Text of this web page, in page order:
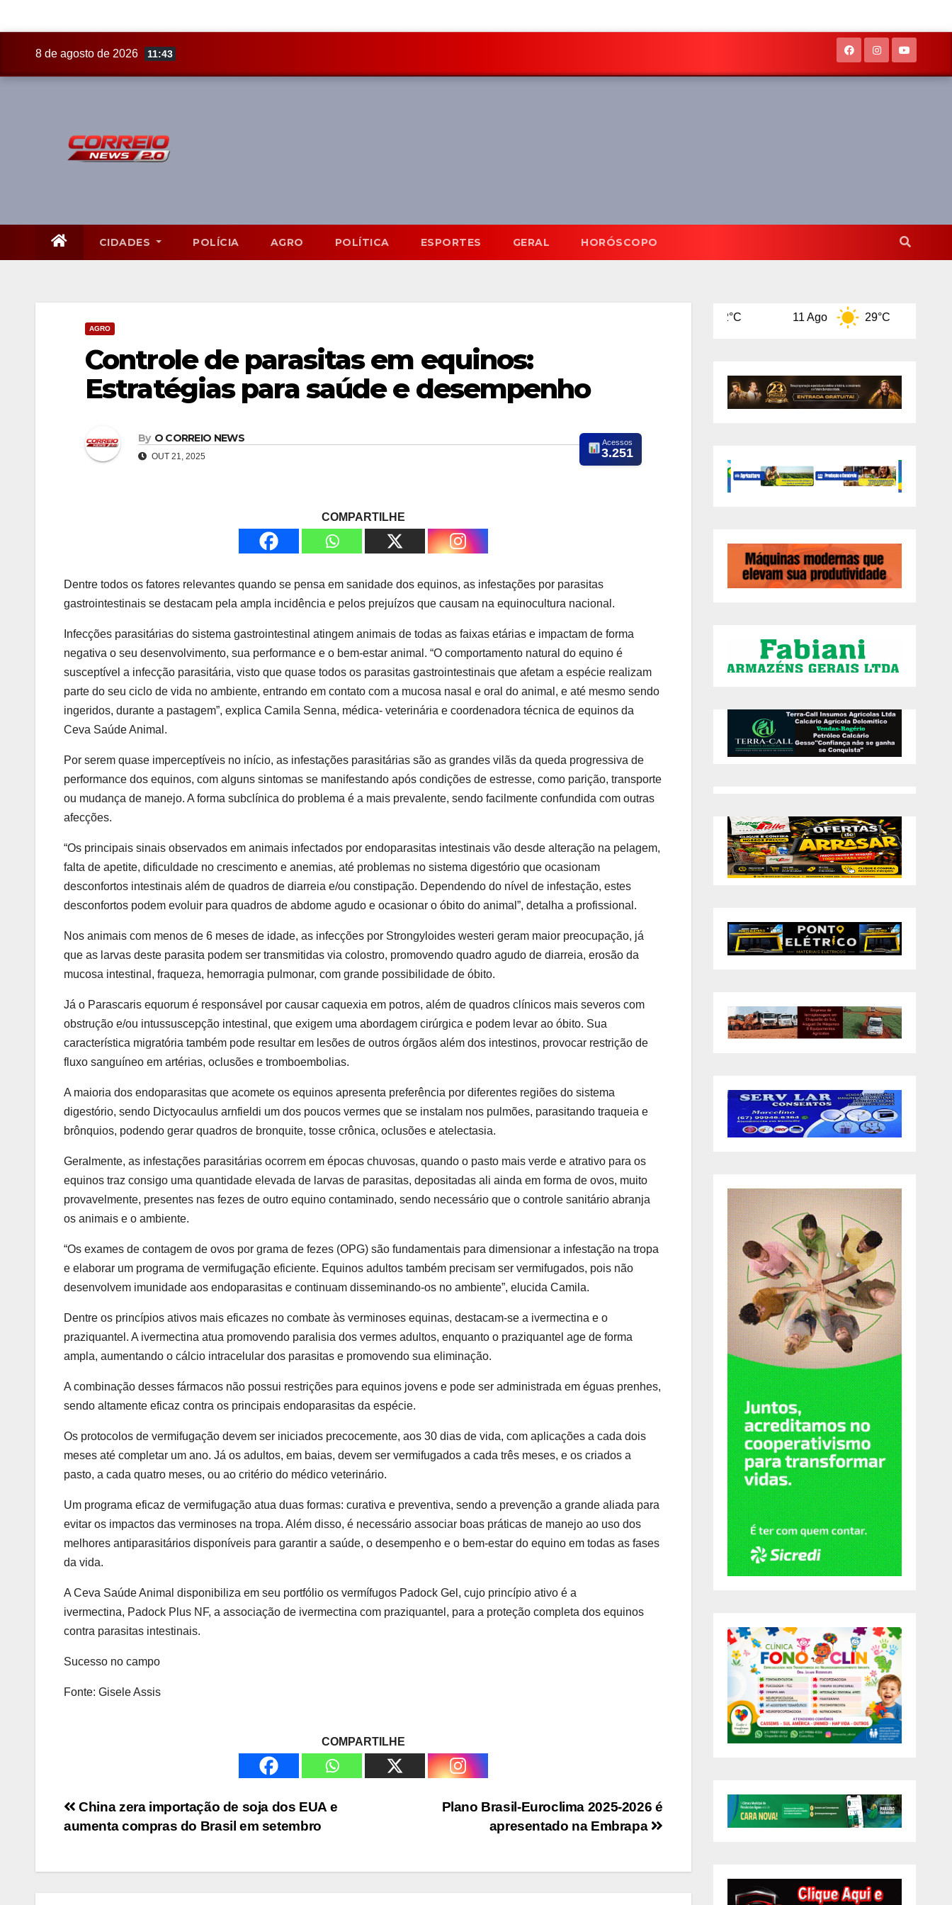
8 de agosto de 2026 11:43
CIDADES POLÍCIA AGRO POLÍTICA ESPORTES GERAL HORÓSCOPO
AGRO
Controle de parasitas em equinos:
Estratégias para saúde e desempenho
By O CORREIO NEWS
OUT 21, 2025
Acessos
3.251
COMPARTILHE
Dentre todos os fatores relevantes quando se pensa em sanidade dos equinos, as infestações por parasitas
gastrointestinais se destacam pela ampla incidência e pelos prejuízos que causam na equinocultura nacional.
Infecções parasitárias do sistema gastrointestinal atingem animais de todas as faixas etárias e impactam de forma
negativa o seu desenvolvimento, sua performance e o bem-estar animal. “O comportamento natural do equino é
susceptível a infecção parasitária, visto que quase todos os parasitas gastrointestinais que afetam a espécie realizam
parte do seu ciclo de vida no ambiente, entrando em contato com a mucosa nasal e oral do animal, e até mesmo sendo
ingeridos, durante a pastagem”, explica Camila Senna, médica- veterinária e coordenadora técnica de equinos da
Ceva Saúde Animal.
Por serem quase imperceptíveis no início, as infestações parasitárias são as grandes vilãs da queda progressiva de
performance dos equinos, com alguns sintomas se manifestando após condições de estresse, como parição, transporte
ou mudança de manejo. A forma subclínica do problema é a mais prevalente, sendo facilmente confundida com outras
afecções.
“Os principais sinais observados em animais infectados por endoparasitas intestinais vão desde alteração na pelagem,
falta de apetite, dificuldade no crescimento e anemias, até problemas no sistema digestório que ocasionam
desconfortos intestinais além de quadros de diarreia e/ou constipação. Dependendo do nível de infestação, estes
desconfortos podem evoluir para quadros de abdome agudo e ocasionar o óbito do animal”, detalha a profissional.
Nos animais com menos de 6 meses de idade, as infecções por Strongyloides westeri geram maior preocupação, já
que as larvas deste parasita podem ser transmitidas via colostro, promovendo quadro agudo de diarreia, erosão da
mucosa intestinal, fraqueza, hemorragia pulmonar, com grande possibilidade de óbito.
Já o Parascaris equorum é responsável por causar caquexia em potros, além de quadros clínicos mais severos com
obstrução e/ou intussuscepção intestinal, que exigem uma abordagem cirúrgica e podem levar ao óbito. Sua
característica migratória também pode resultar em lesões de outros órgãos além dos intestinos, provocar restrição de
fluxo sanguíneo em artérias, oclusões e tromboembolias.
A maioria dos endoparasitas que acomete os equinos apresenta preferência por diferentes regiões do sistema
digestório, sendo Dictyocaulus arnfieldi um dos poucos vermes que se instalam nos pulmões, parasitando traqueia e
brônquios, podendo gerar quadros de bronquite, tosse crônica, oclusões e atelectasia.
Geralmente, as infestações parasitárias ocorrem em épocas chuvosas, quando o pasto mais verde e atrativo para os
equinos traz consigo uma quantidade elevada de larvas de parasitas, depositadas ali ainda em forma de ovos, muito
provavelmente, presentes nas fezes de outro equino contaminado, sendo necessário que o controle sanitário abranja
os animais e o ambiente.
“Os exames de contagem de ovos por grama de fezes (OPG) são fundamentais para dimensionar a infestação na tropa
e elaborar um programa de vermifugação eficiente. Equinos adultos também precisam ser vermifugados, pois não
desenvolvem imunidade aos endoparasitas e continuam disseminando-os no ambiente”, elucida Camila.
Dentre os princípios ativos mais eficazes no combate às verminoses equinas, destacam-se a ivermectina e o
praziquantel. A ivermectina atua promovendo paralisia dos vermes adultos, enquanto o praziquantel age de forma
ampla, aumentando o cálcio intracelular dos parasitas e promovendo sua eliminação.
A combinação desses fármacos não possui restrições para equinos jovens e pode ser administrada em éguas prenhes,
sendo altamente eficaz contra os principais endoparasitas da espécie.
Os protocolos de vermifugação devem ser iniciados precocemente, aos 30 dias de vida, com aplicações a cada dois
meses até completar um ano. Já os adultos, em baias, devem ser vermifugados a cada três meses, e os criados a
pasto, a cada quatro meses, ou ao critério do médico veterinário.
Um programa eficaz de vermifugação atua duas formas: curativa e preventiva, sendo a prevenção a grande aliada para
evitar os impactos das verminoses na tropa. Além disso, é necessário associar boas práticas de manejo ao uso dos
melhores antiparasitários disponíveis para garantir a saúde, o desempenho e o bem-estar do equino em todas as fases
da vida.
A Ceva Saúde Animal disponibiliza em seu portfólio os vermífugos Padock Gel, cujo princípio ativo é a
ivermectina, Padock Plus NF, a associação de ivermectina com praziquantel, para a proteção completa dos equinos
contra parasitas intestinais.
Sucesso no campo
Fonte: Gisele Assis
COMPARTILHE
Navegação
Post
Plano Brasil-Euroclima 2025-2026 é
apresentado na Embrapa
China zera importação de soja dos EUA e
aumenta compras do Brasil em setembro
29°C